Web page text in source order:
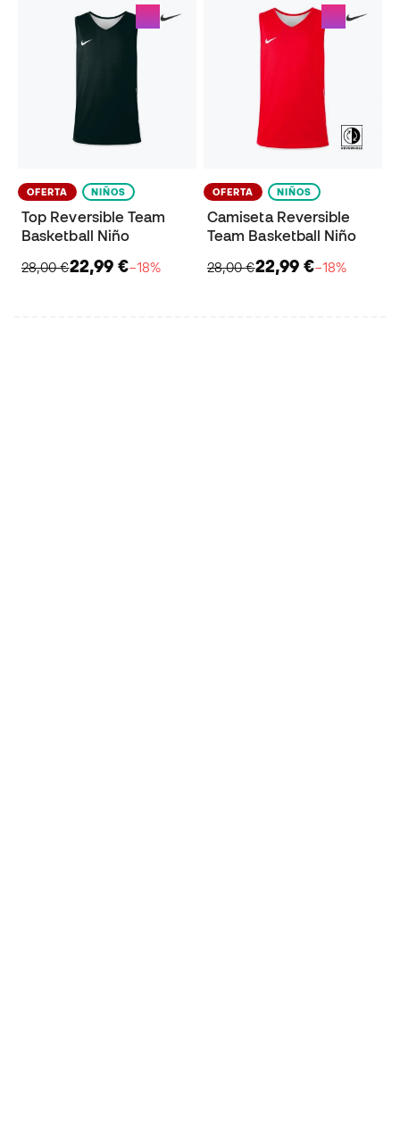
OFERTA NIÑOS
Top Reversible Team
Basketball Niño
28,00 €22,99 €−18%
OFERTA NIÑOS
Camiseta Reversible
Team Basketball Niño
28,00 €22,99 €−18%